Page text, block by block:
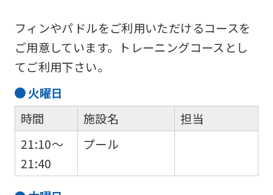
フィンやパドルをご利用いただけるコースを
ご用意しています。トレーニングコースとし
てご利用下さい。
火曜日
時間
21:10～
21:40
施設名
プール
担当